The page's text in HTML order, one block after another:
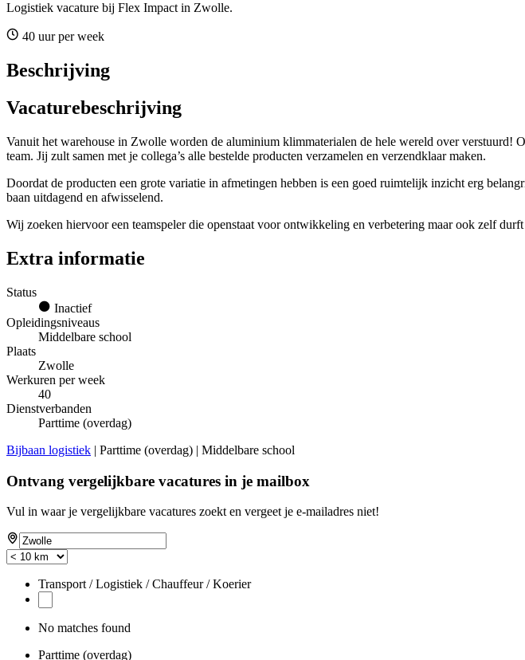
Logistiek vacature bij Flex Impact in Zwolle.
40 uur per week
Beschrijving
Vacaturebeschrijving
Vanuit het warehouse in Zwolle worden de aluminium klimmaterialen de hele wereld over verstuurd!
team. Jij zult samen met je collega’s alle bestelde producten verzamelen en verzendklaar maken.
Doordat de producten een grote variatie in afmetingen hebben is een goed ruimtelijk inzicht erg
baan uitdagend en afwisselend.
Wij zoeken hiervoor een teamspeler die openstaat voor ontwikkeling en verbetering maar ook zelf
Extra informatie
Status
Inactief
Opleidingsniveaus
Middelbare school
Plaats
Zwolle
Werkuren per week
40
Dienstverbanden
Parttime (overdag)
Bijbaan logistiek | Parttime (overdag) | Middelbare school
Ontvang vergelijkbare vacatures in je mailbox
Vul in waar je vergelijkbare vacatures zoekt en vergeet je e-mailadres niet!
Transport / Logistiek / Chauffeur / Koerier
No matches found
Parttime (overdag)